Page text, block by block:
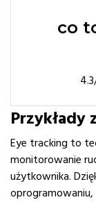
co
4.3
Przykłady
Eye tracking to
monitorowanie
użytkownika.